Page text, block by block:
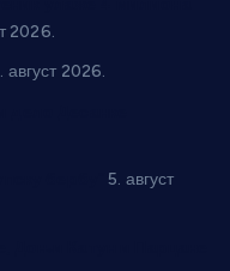
2026.
август 2026.
5. август